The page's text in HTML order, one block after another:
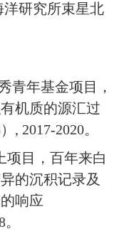
洋研究所束星北
青年基金项目，
机质的源汇过
, 2017-2020。
项目，百年来白
的沉积记录及
响应